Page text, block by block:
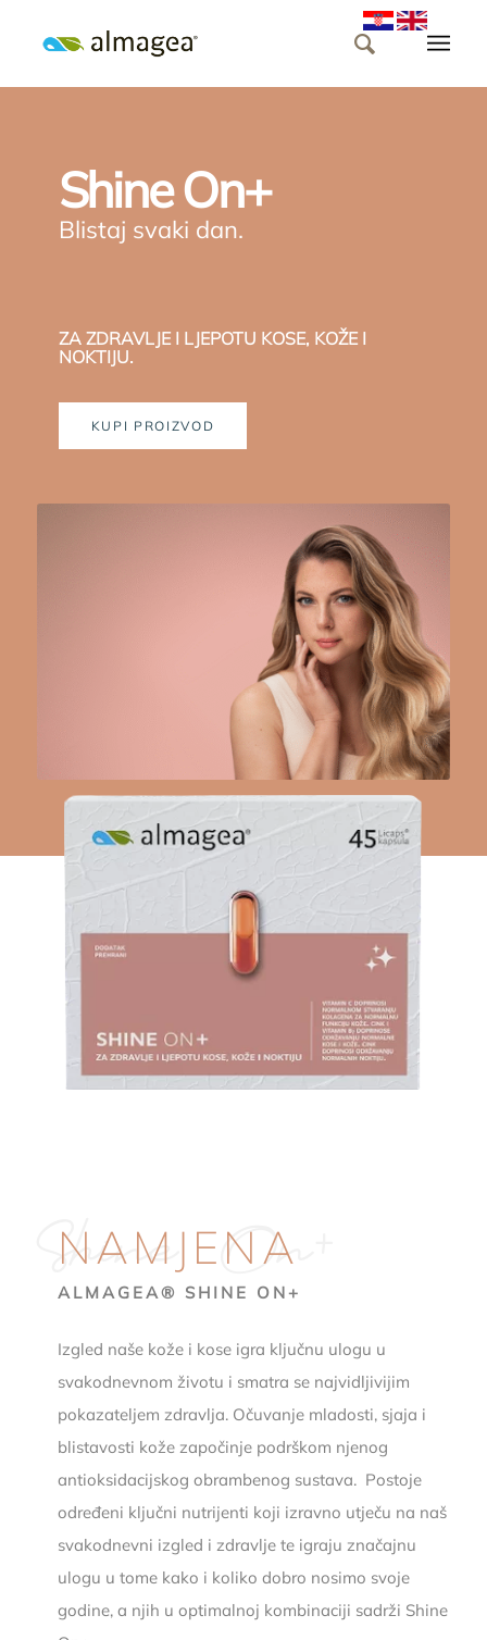
Shine On+
Blistaj svaki dan.
ZA ZDRAVLJE I LJEPOTU KOSE, KOŽE I
NOKTIJU.
KUPI PROIZVOD
Shine On+
NAMJENA
ALMAGEA® SHINE ON+
Izgled naše kože i kose igra ključnu ulogu u
svakodnevnom životu i smatra se najvidljivijim
pokazateljem zdravlja. Očuvanje mladosti, sjaja i
blistavosti kože započinje podrškom njenog
antioksidacijskog obrambenog sustava. Postoje
određeni ključni nutrijenti koji izravno utječu na naš
svakodnevni izgled i zdravlje te igraju značajnu
ulogu u tome kako i koliko dobro nosimo svoje
godine, a njih u optimalnoj kombinaciji sadrži Shine